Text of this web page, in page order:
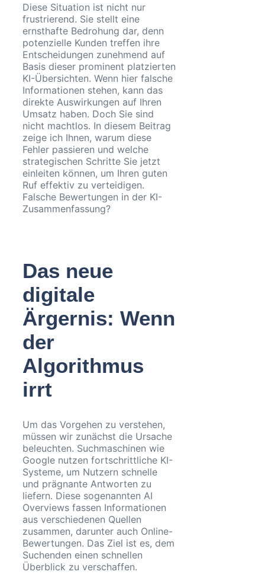
Diese Situation ist nicht nur
frustrierend. Sie stellt eine
ernsthafte Bedrohung dar, denn
potenzielle Kunden treffen ihre
Entscheidungen zunehmend auf
Basis dieser prominent platzierten
KI-Übersichten. Wenn hier falsche
Informationen stehen, kann das
direkte Auswirkungen auf Ihren
Umsatz haben. Doch Sie sind
nicht machtlos. In diesem Beitrag
zeige ich Ihnen, warum diese
Fehler passieren und welche
strategischen Schritte Sie jetzt
einleiten können, um Ihren guten
Ruf effektiv zu verteidigen.
Falsche Bewertungen in der KI-
Zusammenfassung?
Das neue
digitale
Ärgernis: Wenn
der
Algorithmus
irrt
Um das Vorgehen zu verstehen,
müssen wir zunächst die Ursache
beleuchten. Suchmaschinen wie
Google nutzen fortschrittliche KI-
Systeme, um Nutzern schnelle
und prägnante Antworten zu
liefern. Diese sogenannten AI
Overviews fassen Informationen
aus verschiedenen Quellen
zusammen, darunter auch Online-
Bewertungen. Das Ziel ist es, dem
Suchenden einen schnellen
Überblick zu verschaffen.